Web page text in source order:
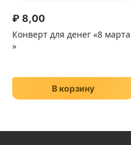
₽ 8,00
Конверт для денег «8 марта
»
В корзину